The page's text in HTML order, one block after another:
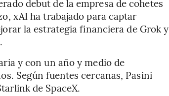
debut de la empresa de cohetes
xAI ha trabajado para captar
la estrategia financiera de Grok y
y con un año y medio de
Según fuentes cercanas, Pasini
de SpaceX.